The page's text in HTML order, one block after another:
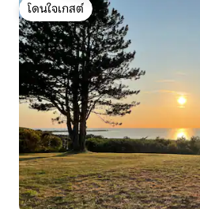
โดนใจเกสต์
โดนใจเกสต์